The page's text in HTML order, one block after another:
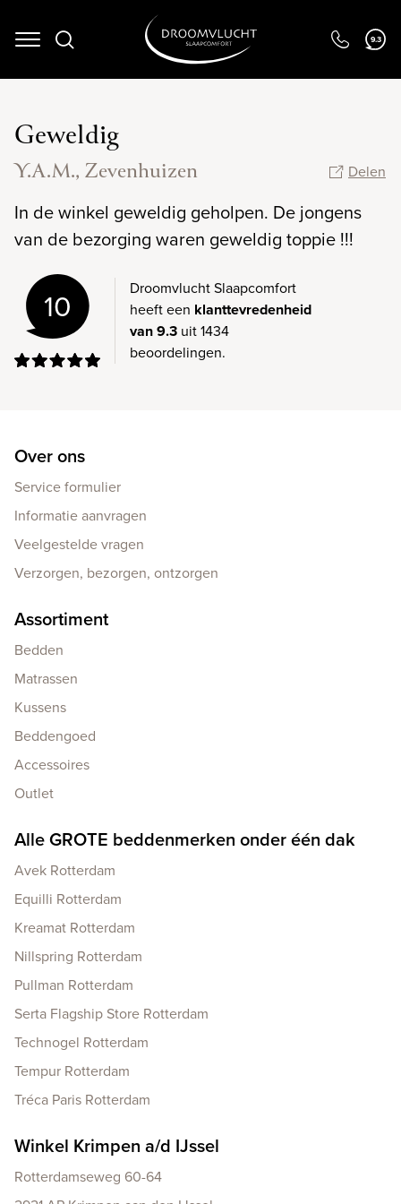
Navigation 9.3
Geweldig
Y.A.M., Zevenhuizen Delen
In de winkel geweldig geholpen. De jongens
van de bezorging waren geweldig toppie !!!
10
Droomvlucht Slaapcomfort
heeft een klanttevredenheid
van 9.3 uit 1434
beoordelingen.
Over ons
Service formulier
Informatie aanvragen
Veelgestelde vragen
Verzorgen, bezorgen, ontzorgen
Assortiment
Bedden
Matrassen
Kussens
Beddengoed
Accessoires
Outlet
Alle GROTE beddenmerken onder één dak
Avek Rotterdam
Equilli Rotterdam
Kreamat Rotterdam
Nillspring Rotterdam
Pullman Rotterdam
Serta Flagship Store Rotterdam
Technogel Rotterdam
Tempur Rotterdam
Tréca Paris Rotterdam
Winkel Krimpen a/d IJssel
Rotterdamseweg 60-64